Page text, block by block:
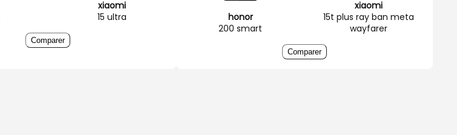
xiaomi
15 ultra
Comparer
honor
200 smart
xiaomi
15t plus ray ban meta
wayfarer
Comparer